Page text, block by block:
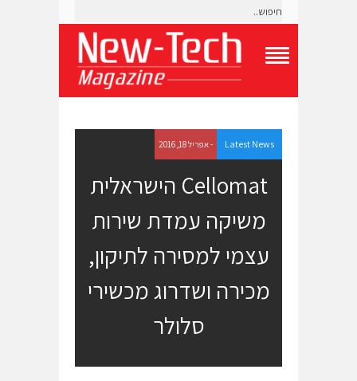
g
l
e
N
Latest News - אפריל 18, 2016
Cellomat הישראלית
משיקה עמדת שירות
עצמי למסירה לתיקון,
מכירה ושדרוג מכשירי
סלולר